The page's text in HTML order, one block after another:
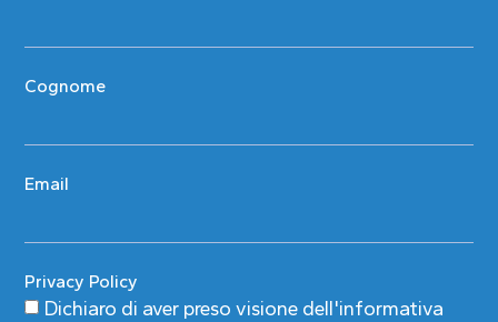
Cognome
Email
Privacy Policy
Dichiaro di aver preso visione dell'informativa